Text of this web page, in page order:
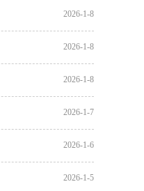
2026-1-8
2026-1-8
2026-1-8
2026-1-7
2026-1-6
2026-1-5